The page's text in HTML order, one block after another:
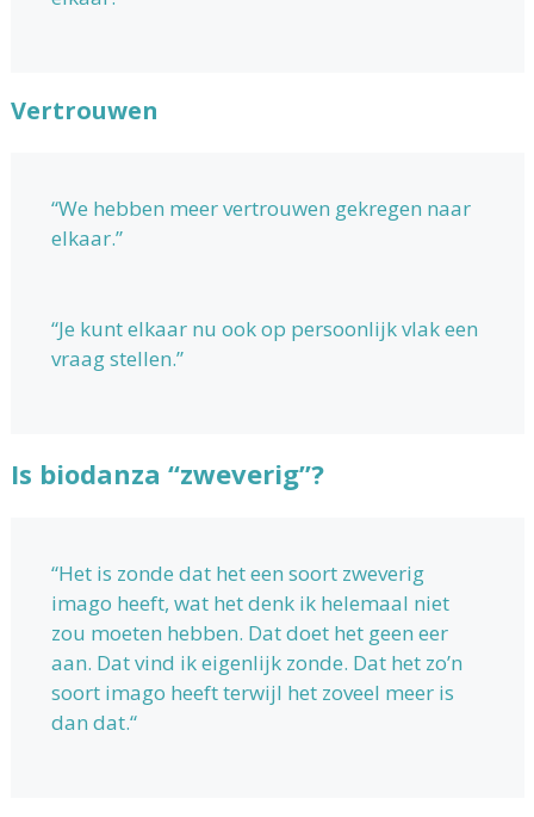
Vertrouwen
“We hebben meer vertrouwen gekregen naar
elkaar.”
“Je kunt elkaar nu ook op persoonlijk vlak een
vraag stellen.”
Is biodanza “zweverig”?
“Het is zonde dat het een soort zweverig
imago heeft, wat het denk ik helemaal niet
zou moeten hebben. Dat doet het geen eer
aan. Dat vind ik eigenlijk zonde. Dat het zo’n
soort imago heeft terwijl het zoveel meer is
dan dat.“